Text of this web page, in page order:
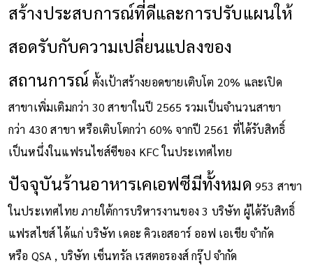
สร้างประสบการณ์ที่ดีและการปรับแผนให้
สอดรับกับความเปลี่ยนแปลงของ
สถานการณ์ ตั้งเป้าสร้างยอดขายเติบโต 20% และเปิด
สาขาเพิ่มเติมกว่า 30สาขาในปี 2565 รวมเป็นจำนวนสาขา
กว่า 430สาขา หรือเติบโตกว่า 60% จากปี 2561 ที่ได้รับสิทธิ์
เป็นหนึ่งในแฟรนไชส์ซีของ KFCในประเทศไทย
ปัจจุบันร้านอาหารเคเอฟซีมีทั้งหมด 953 สาขา
ในประเทศไทย ภายใต้การบริหารงานของ3 บริษัท ผู้ได้รับสิทธิ์
แฟรสไชส์ ได้แก่ บริษัท เดอะ คิวเอสอาร์ ออฟ เอเชีย จำกัด
หรือ QSA , บริษัท เซ็นทรัล เรสตอรองส์ กรุ๊ป จำกัด